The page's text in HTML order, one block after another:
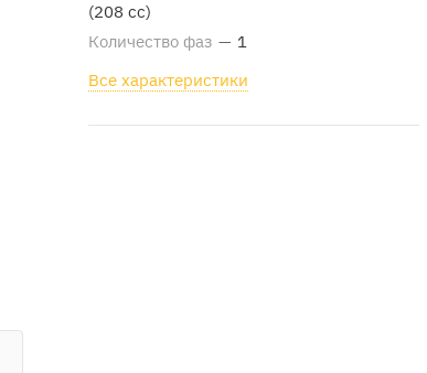
(208 cc)
Количество фаз — 1
Все характеристики